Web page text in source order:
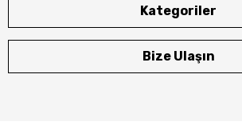
Kategoriler
Bize Ulaşın